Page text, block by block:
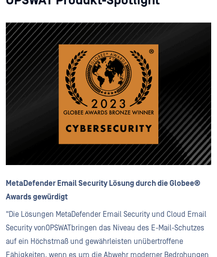
MetaDefender Email Security Lösung durch die Globee®
Awards gewürdigt
"Die Lösungen MetaDefender Email Security und Cloud Email
Security vonOPSWATbringen das Niveau des E-Mail-Schutzes
auf ein Höchstmaß und gewährleisten unübertroffene
Fähigkeiten, wenn es um die Abwehr moderner Bedrohungen